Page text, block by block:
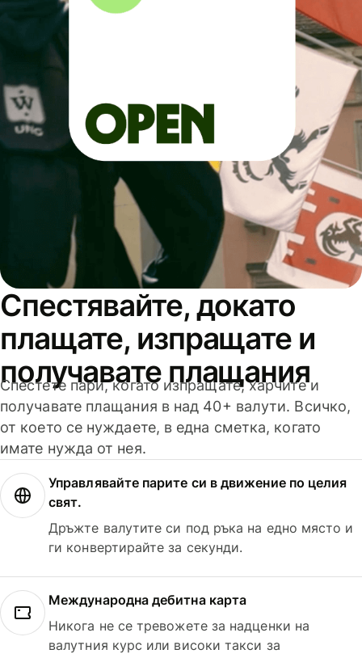
Спестявайте, докато
плащате, изпращате и
получавате плащания
Спестете пари, когато изпращате, харчите и
получавате плащания в над 40+ валути. Всичко,
от което се нуждаете, в една сметка, когато
имате нужда от нея.
Управлявайте парите си в движение по целия
свят.
Дръжте валутите си под ръка на едно място и
ги конвертирайте за секунди.
Международна дебитна карта
Никога не се тревожете за надценки на
валутния курс или високи такси за